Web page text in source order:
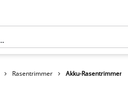
Rasentrimmer Akku-Rasentrimmer